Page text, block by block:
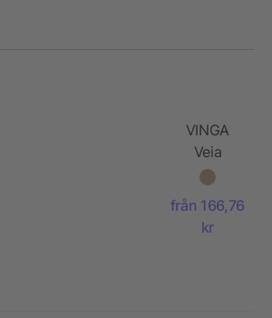
VINGA
Veia
cheese set
från 166,76
kr